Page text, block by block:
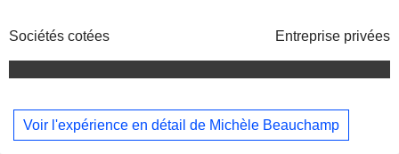
Sociétés cotées Entreprise privées
Voir l'expérience en détail de Michèle Beauchamp